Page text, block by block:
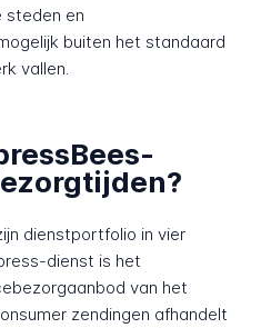
steden en
buiten het standaard
vallen.
dienstportfolio in vier
dienst is het
van het
zendingen afhandelt